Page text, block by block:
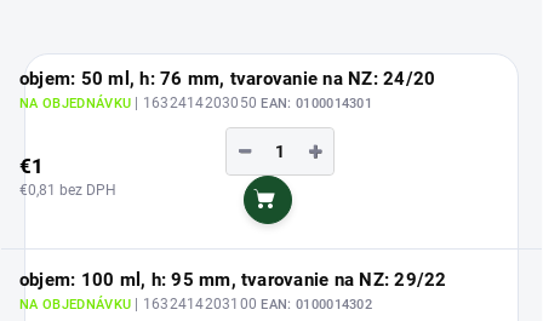
objem: 50 ml, h: 76 mm, tvarovanie na NZ: 24/20
NA OBJEDNÁVKU | 1632414203050EAN: 0100014301
€1
€0,81 bez DPH
+
−
Do košíka
objem: 100 ml, h: 95 mm, tvarovanie na NZ: 29/22
NA OBJEDNÁVKU | 1632414203100EAN: 0100014302